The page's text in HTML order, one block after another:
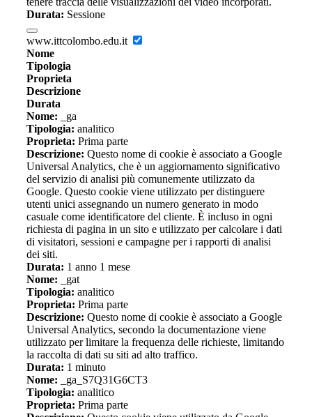
Durata: Sessione
www.ittcolombo.edu.it
Nome
Tipologia
Proprieta
Descrizione
Durata
Nome: _ga
Tipologia: analitico
Proprieta: Prima parte
Descrizione: Questo nome di cookie è associato a Google
Universal Analytics, che è un aggiornamento significativo
del servizio di analisi più comunemente utilizzato da
Google. Questo cookie viene utilizzato per distinguere
utenti unici assegnando un numero generato in modo
casuale come identificatore del cliente. È incluso in ogni
richiesta di pagina in un sito e utilizzato per calcolare i dati
di visitatori, sessioni e campagne per i rapporti di analisi
dei siti.
Durata: 1 anno 1 mese
Nome: _gat
Tipologia: analitico
Proprieta: Prima parte
Descrizione: Questo nome di cookie è associato a Google
Universal Analytics, secondo la documentazione viene
utilizzato per limitare la frequenza delle richieste, limitando
la raccolta di dati su siti ad alto traffico.
Durata: 1 minuto
Nome: _ga_S7Q31G6CT3
Tipologia: analitico
Proprieta: Prima parte